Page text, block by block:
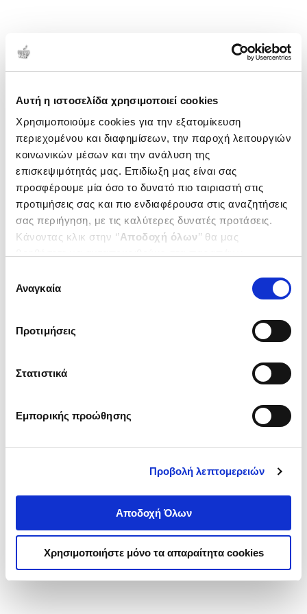
Αυτή η ιστοσελίδα χρησιμοποιεί cookies
Χρησιμοποιούμε cookies για την εξατομίκευση
περιεχομένου και διαφημίσεων, την παροχή λειτουργιών
κοινωνικών μέσων και την ανάλυση της
επισκεψιμότητάς μας. Επιδίωξη μας είναι σας
προσφέρουμε μία όσο το δυνατό πιο ταιριαστή στις
προτιμήσεις σας και πιο ενδιαφέρουσα στις αναζητήσεις
σας περιήγηση, με τις καλύτερες δυνατές προτάσεις.
Κάνοντας κλικ στην ‘’Αποδοχή όλων’’ θα μας
ενδιαφέρουν και να επιλέξετε από τα παρακάτω με την
΄΄και να ενημερωθείτε σχετικά με
συγκατάθεσης
Αναγκαία
Προτιμήσεις
Στατιστικά
Εμπορικής προώθησης
Προβολή λεπτομερειών
Αποδοχή Όλων
Χρησιμοποιήστε μόνο τα απαραίτητα cookies